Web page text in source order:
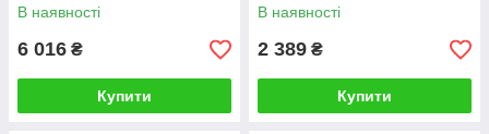
(Польща)
В наявності
6 016 ₴
Купити
В наявності
2 389 ₴
Купити